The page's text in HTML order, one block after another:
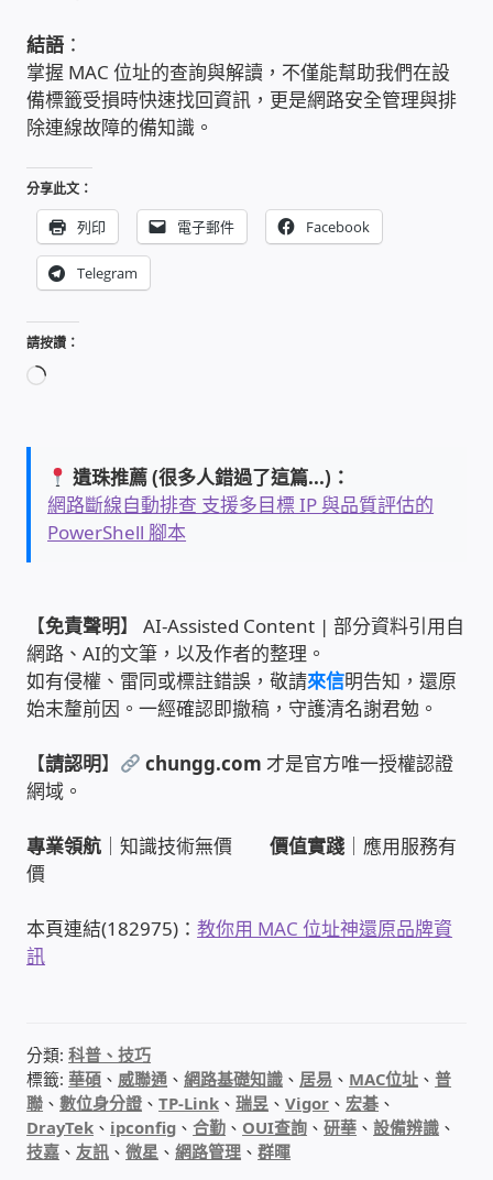
監視器 信和 TBC 固定IP
監視器RS485開門開鐵門開燈開保全
監控健檢‧舊換新專案
監視器異地備份備援
監控安防 工具 軟體 手冊
電話總機 對講機
IP-PBX 租賃 借測 (雲端總機)
DCS 數位通訊系統
NEC SL2100 電話總機 數位IP通訊系統
聯盟電子(LINEMEX)
電話 工具 軟體 手冊
感應式門鎖、電子鎖
電梯樓層刷卡管制
停車場、社區大樓 車道管制系統
結語 ：
掌握 MAC 位址的查詢與解讀，不僅能幫助我們在設
備標籤受損時快速找回資訊，更是網路安全管理與排
除連線故障的備知識。
分享此文：
列印 電子郵件 Facebook
Telegram
請按讚：
正
遺珠推薦 (很多人錯過了這篇...)：
網路斷線自動排查 支援多目標 IP 與品質評估的
PowerShell 腳本
【免責聲明】 AI-Assisted Content | 部分資料引用自
網路、AI的文筆，以及作者的整理。
如有侵權、雷同或標註錯誤，敬請來信明告知，還原
始末釐前因。一經確認即撤稿，守護清名謝君勉。
【請認明】 chungg.com 才是官方唯一授權認證
網域。
專業領航 ｜知識技術無價價值實踐 ｜應用服務有
價
本頁連結(182975)：教你用 MAC 位址神還原品牌資
訊
分類:科普、技巧
標籤:華碩 、 威聯通 、網路基礎知識 、 居易 、 MAC位址 、普
聯 、數位身分證 、TP-Link 、瑞昱 、Vigor 、宏碁 、
DrayTek 、 ipconfig 、合勤 、 OUI查詢 、研華 、設備辨識 、
技嘉 、 友訊 、微星 、網路管理 、群暉